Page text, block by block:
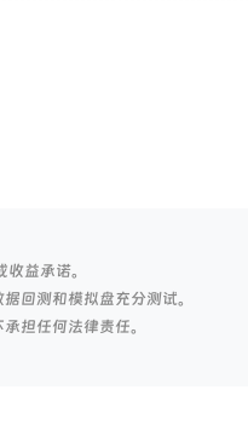
益承诺。
回测和模拟盘充分测试。
担任何法律责任。